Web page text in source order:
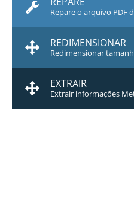
Repare o arquivo PDF
REDIMENSIONAR
Redimensionar
EXTRAIR
Extrair informações